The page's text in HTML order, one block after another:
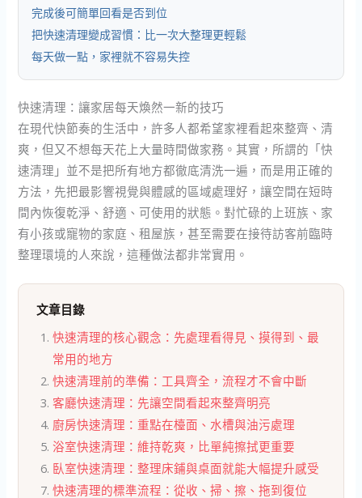
完成後可簡單回看是否到位
把快速清理變成習慣：比一次大整理更輕鬆
每天做一點，家裡就不容易失控
快速清理：讓家居每天煥然一新的技巧
在現代快節奏的生活中，許多人都希望家裡看起來整齊、清
爽，但又不想每天花上大量時間做家務。其實，所謂的「快
速清理」並不是把所有地方都徹底清洗一遍，而是用正確的
方法，先把最影響視覺與體感的區域處理好，讓空間在短時
間內恢復乾淨、舒適、可使用的狀態。對忙碌的上班族、家
有小孩或寵物的家庭、租屋族，甚至需要在接待訪客前臨時
整理環境的人來說，這種做法都非常實用。
文章目錄
快速清理的核心觀念：先處理看得見、摸得到、最
常用的地方
快速清理前的準備：工具齊全，流程才不會中斷
客廳快速清理：先讓空間看起來整齊明亮
廚房快速清理：重點在檯面、水槽與油污處理
浴室快速清理：維持乾爽，比單純擦拭更重要
臥室快速清理：整理床鋪與桌面就能大幅提升感受
快速清理的標準流程：從收、掃、擦、拖到復位